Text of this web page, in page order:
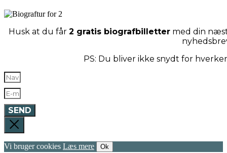
Husk at du får 2 gratis biografbillettermed din
PS: Du bliver ikke snydt for
SEND
Vi bruger cookies Læs mere Ok